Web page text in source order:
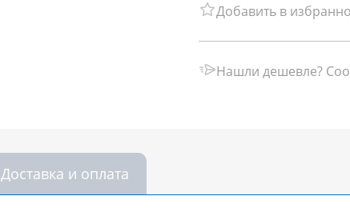
Добавить в
Нашли дешевле?
Доставка и оплата